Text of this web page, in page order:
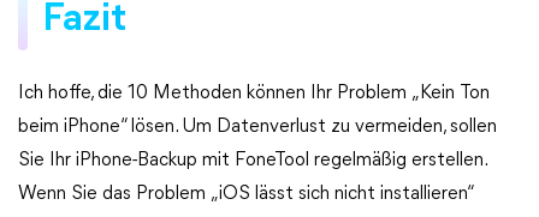
Fazit
Ich hoffe, die 10 Methoden können Ihr Problem „Kein Ton
beim iPhone“ lösen. Um Datenverlust zu vermeiden, sollen
Sie Ihr iPhone-Backup mit FoneTool regelmäßig erstellen.
Wenn Sie das Problem „iOS lässt sich nicht installieren“